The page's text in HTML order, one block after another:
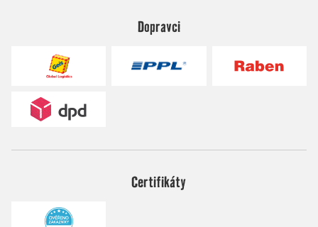
Dopravci
Certifikáty